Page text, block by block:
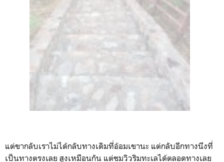
แต่ขากลับเราไม่ได้กลับทางเดิมที่อ้อมเขานะ แต่กลับอีกทางนึงที่
เป็นทางตรงเลย สูงเหมือนกัน แต่ชมวิวริมทะเลได้ตลอดทางเลย